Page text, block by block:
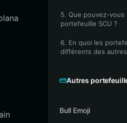
5. Que pouvez-vous
portefeuille SCU ?
6. En quoi les
différents des
Autres
Bull Emoji